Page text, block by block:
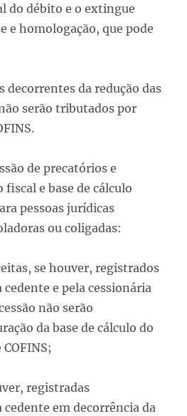
do débito e o extingue
e homologação, que pode
decorrentes da redução das
serão tributados por
de precatórios e
e base de cálculo
pessoas jurídicas
ou coligadas:
se houver, registrados
e pela cessionária
não serão
da base de cálculo do
COFINS;
registradas
em decorrência da